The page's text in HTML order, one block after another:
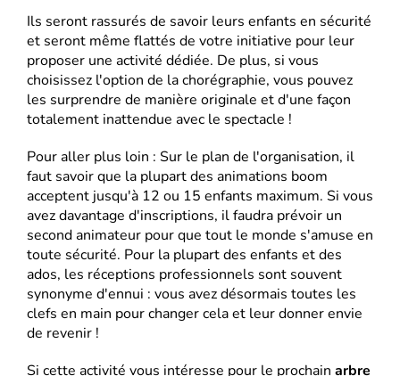
Ils seront rassurés de savoir leurs enfants en sécurité
et seront même flattés de votre initiative pour leur
proposer une activité dédiée. De plus, si vous
choisissez l'option de la chorégraphie, vous pouvez
les surprendre de manière originale et d'une façon
totalement inattendue avec le spectacle !
Pour aller plus loin : Sur le plan de l'organisation, il
faut savoir que la plupart des animations boom
acceptent jusqu'à 12 ou 15 enfants maximum. Si vous
avez davantage d'inscriptions, il faudra prévoir un
second animateur pour que tout le monde s'amuse en
toute sécurité. Pour la plupart des enfants et des
ados, les réceptions professionnels sont souvent
synonyme d'ennui : vous avez désormais toutes les
clefs en main pour changer cela et leur donner envie
de revenir !
Si cette activité vous intéresse pour le prochain arbre